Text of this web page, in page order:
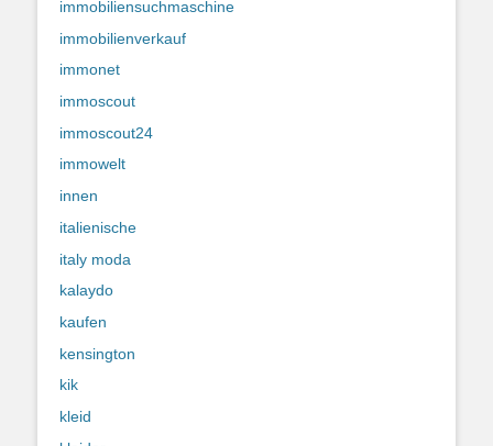
immobiliensuchmaschine
immobilienverkauf
immonet
immoscout
immoscout24
immowelt
innen
italienische
italy moda
kalaydo
kaufen
kensington
kik
kleid